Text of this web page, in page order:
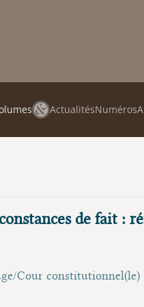
ActualitésNuméros
de fait :
Cour constitutionnel(le)